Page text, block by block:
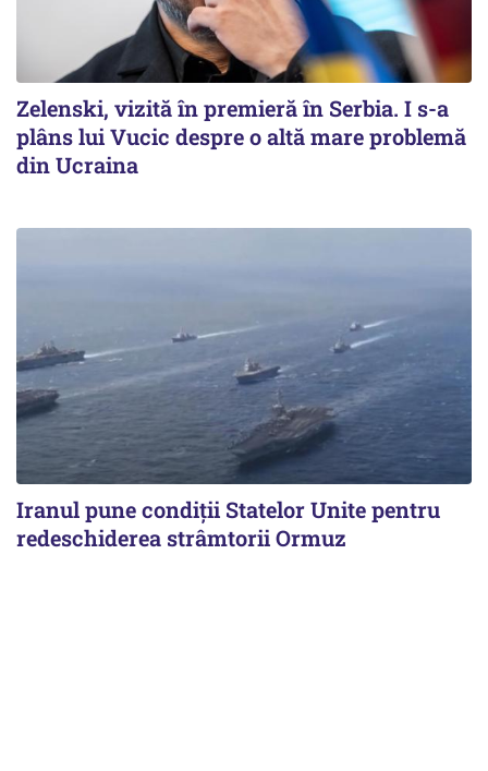
Zelenski, vizită în premieră în Serbia. I s-a
plâns lui Vucic despre o altă mare problemă
din Ucraina
Iranul pune condiții Statelor Unite pentru
redeschiderea strâmtorii Ormuz